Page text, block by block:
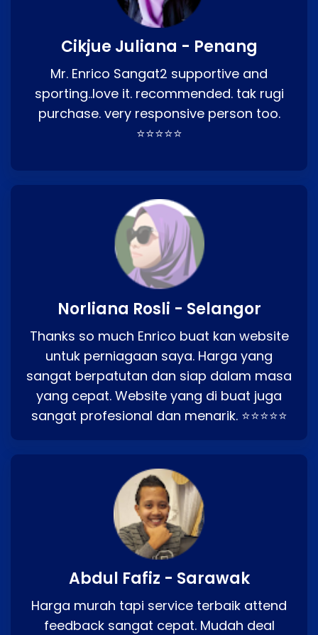
Cikjue Juliana - Penang
Mr. Enrico Sangat2 supportive and
sporting..love it. recommended. tak rugi
purchase. very responsive person too.
⭐⭐⭐⭐⭐
Norliana Rosli - Selangor
Thanks so much Enrico buat kan website
untuk perniagaan saya. Harga yang
sangat berpatutan dan siap dalam masa
yang cepat. Website yang di buat juga
sangat profesional dan menarik. ⭐⭐⭐⭐⭐
Abdul Fafiz - Sarawak
Harga murah tapi service terbaik attend
feedback sangat cepat. Mudah deal